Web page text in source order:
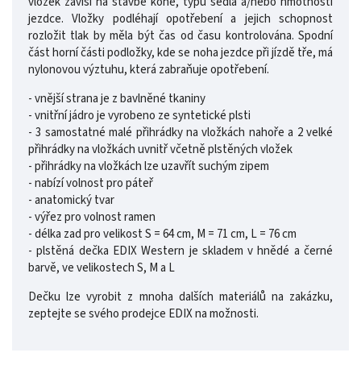
jezdce. Vložky podléhají opotřebení a jejich schopnost
rozložit tlak by měla být čas od času kontrolována. Spodní
část horní části podložky, kde se noha jezdce při jízdě tře, má
nylonovou výztuhu, která zabraňuje opotřebení.
- vnější strana je z bavlněné tkaniny
- vnitřní jádro je vyrobeno ze syntetické plsti
- 3 samostatné malé přihrádky na vložkách nahoře a 2 velké
přihrádky na vložkách uvnitř včetně plstěných vložek
- přihrádky na vložkách lze uzavřít suchým zipem
- nabízí volnost pro páteř
- anatomický tvar
- výřez pro volnost ramen
- délka zad pro velikost S = 64 cm, M = 71 cm, L = 76 cm
- plstěná dečka EDIX Western je skladem v hnědé a černé
barvě, ve velikostech S, M a L
Dečku lze vyrobit z mnoha dalších materiálů na zakázku,
zeptejte se svého prodejce EDIX na možnosti.